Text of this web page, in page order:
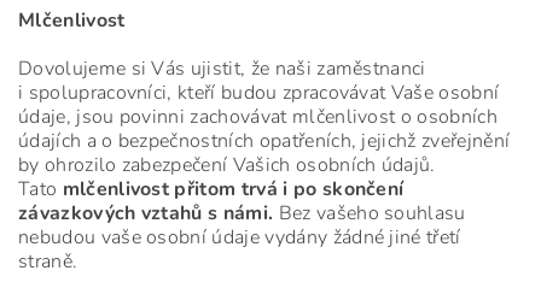
Mlčenlivost
Dovolujeme si Vás ujistit, že naši zaměstnanci
i spolupracovníci, kteří budou zpracovávat Vaše osobní
údaje, jsou povinni zachovávat mlčenlivost o osobních
údajích a o bezpečnostních opatřeních, jejichž zveřejnění
by ohrozilo zabezpečení Vašich osobních údajů.
Tato mlčenlivost přitom trvá i po skončení
závazkových vztahů s námi. Bez vašeho souhlasu
nebudou vaše osobní údaje vydány žádné jiné třetí
straně.